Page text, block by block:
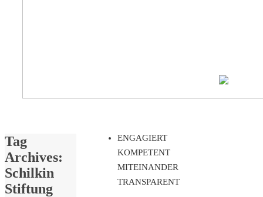
Tag
Archives:
Schilkin
Stiftung
ENGAGIERT
KOMPETENT
MITEINANDER
TRANSPARENT